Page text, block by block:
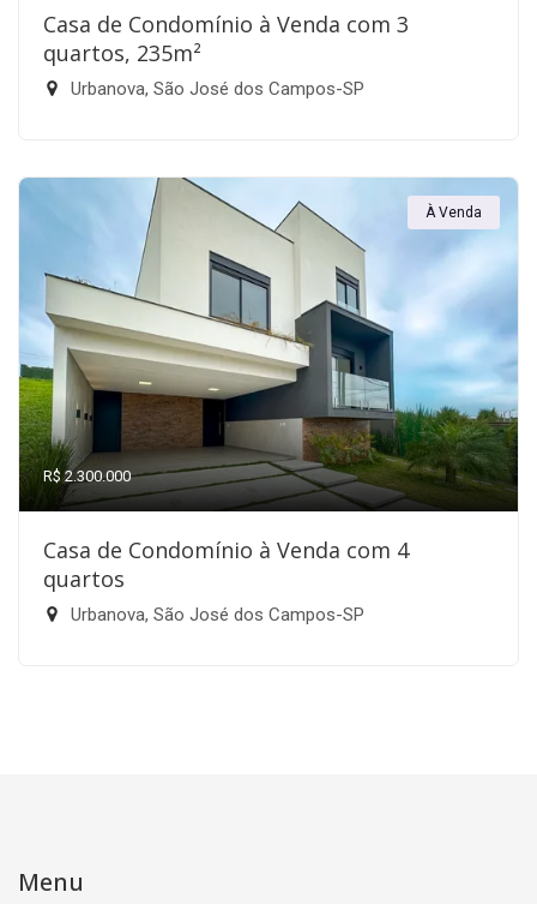
Casa de Condomínio à Venda com 3
quartos, 235m²
Urbanova, São José dos Campos-SP
À Venda
R$ 2.300.000
Casa de Condomínio à Venda com 4
quartos
Urbanova, São José dos Campos-SP
Menu